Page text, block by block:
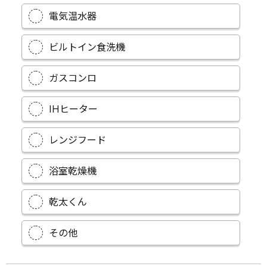
電気温水器
ビルトイン食洗機
ガスコンロ
IHヒーター
レンジフード
浴室乾燥機
乾太くん
その他